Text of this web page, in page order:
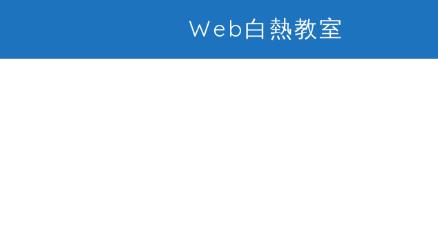
Web白熱教室